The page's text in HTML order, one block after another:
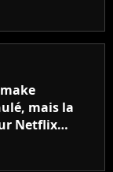
mais la
Netflix